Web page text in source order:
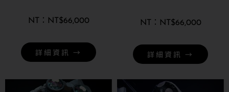
NT$66,000
詳細資訊 →
NT$66,000
詳細資訊 →